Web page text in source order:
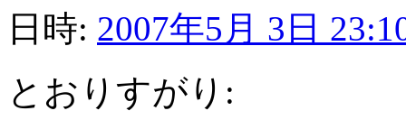
日時: 2007年5月 3日
とおりすがり: